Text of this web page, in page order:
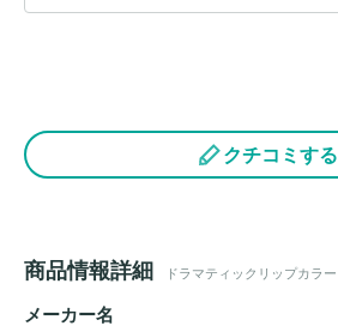
クチコミする
商品情報詳細 ドラマティックリップカラー
メーカー名